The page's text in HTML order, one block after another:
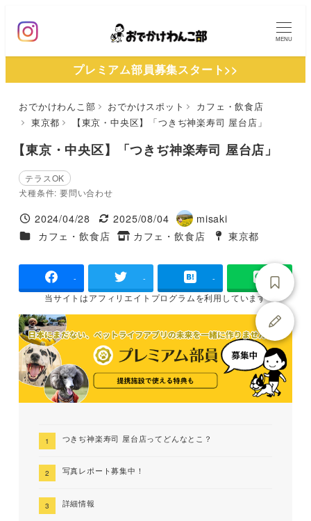
ン
MENU
プレミアム部員募集スタート>>
おでかけわんこ部 おでかけスポット
カフェ・飲食店
東京都
【東京・中央区】「つきぢ神楽寿司 屋台店」
【東京・中央区】「つきぢ神楽寿司 屋台店」
テラスOK
犬種条件: 要問い合わせ
投稿日
2024/04/28
更新日
2025/08/04
著
者
misaki
施設ジャンル
カフェ・飲食店
タグ
カフェ・飲食店
タグ
東京都
- - -
当サイトはアフィリエイトプログラムを利用しています
つきぢ神楽寿司 屋台店ってどんなとこ？
写真レポート募集中！
詳細情報